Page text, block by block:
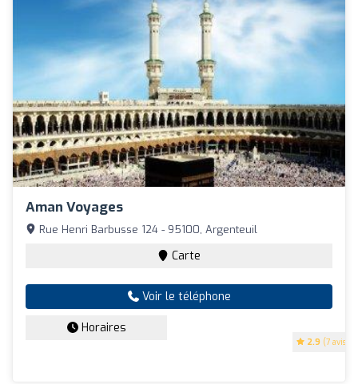
Aman Voyages
2.9 (7 avis)
Rue Henri Barbusse 124 - 95100, Argenteuil
Carte
Voir le téléphone
Horaires